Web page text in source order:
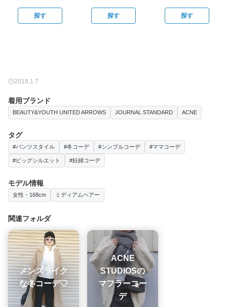
探す 探す 探す
2018.1.7
着用ブランド
BEAUTY&YOUTH UNITED ARROWS JOURNAL STANDARD ACNE
タグ
#パンツスタイル #冬コーデ #シンプルコーデ #ママコーデ
#ビッグシルエット #妊婦コーデ
モデル情報
女性・168cm ミディアムヘアー
関連フォルダ
メンズライク
な冬コーデ♡
ACNE
STUDIOSの
マフラーコー
デ